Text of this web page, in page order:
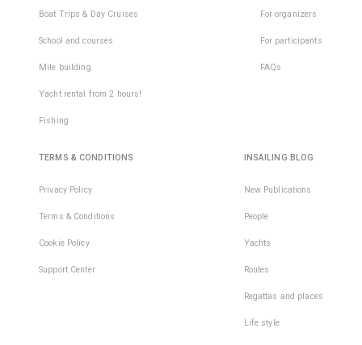
Boat Trips & Day Cruises
School and courses
Mile building
Yacht rental from 2 hours!
Fishing
For organizers
For participants
FAQs
TERMS & CONDITIONS
Privacy Policy
Terms & Conditions
Cookie Policy
Support Center
INSAILING BLOG
New Publications
People
Yachts
Routes
Regattas and places
Life style